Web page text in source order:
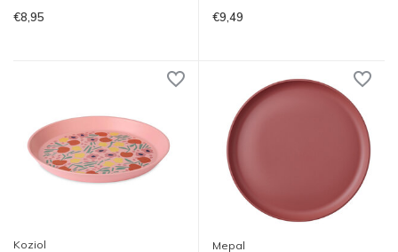
€8,95 €9,49
Koziol Mepal